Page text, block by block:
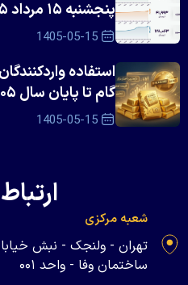
پنجشنبه ۱۵ مرداد ۱۴۰۵
1405-05-15
استفاده
گام تا پایان سال ۱۴۰۵ تمدید شد
1405-05-15
شعبه مرکزی
ساختمان وفا - واحد ۰۰۱